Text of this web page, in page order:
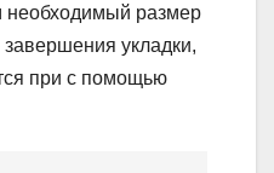
необходимый размер
укладки,
при с помощью